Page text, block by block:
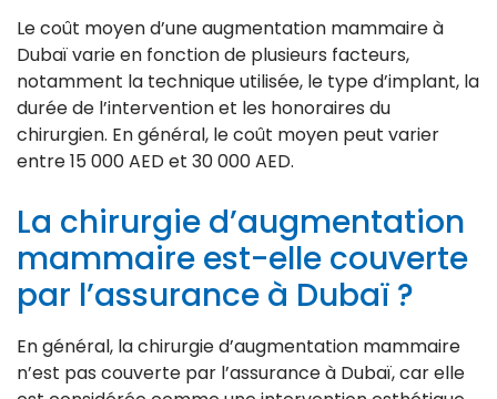
Le coût moyen d’une augmentation mammaire à
Dubaï varie en fonction de plusieurs facteurs,
notamment la technique utilisée, le type d’implant, la
durée de l’intervention et les honoraires du
chirurgien. En général, le coût moyen peut varier
entre 15 000 AED et 30 000 AED.
La chirurgie d’augmentation
mammaire est-elle couverte
par l’assurance à Dubaï ?
En général, la chirurgie d’augmentation mammaire
n’est pas couverte par l’assurance à Dubaï, car elle